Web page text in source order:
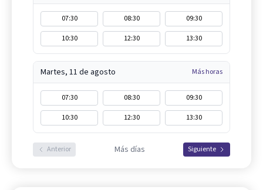
07:30 08:30
09:30
10:30
12:30 13:30
Martes, 11 de agosto Más horas
07:30 08:30
09:30
10:30
12:30 13:30
Anterior Más días Siguiente